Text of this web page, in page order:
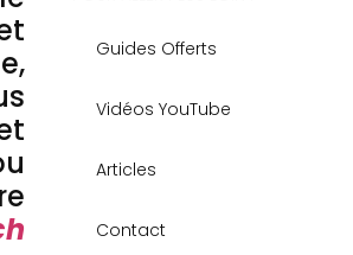
Guides Offerts
Vidéos YouTube
Articles
Contact